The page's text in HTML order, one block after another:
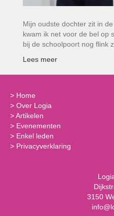
Mijn oudste dochter zit in
kwam ik net voor de bel op
bij de schoolpoort nog flink
Lees meer
> Home
> Over Logia
>Artikelen
> Evenementen
> Enkel leden
> Privacyverklaring
3150